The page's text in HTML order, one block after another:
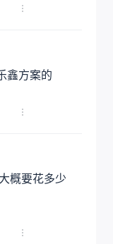
鑫方案的
概要花多少